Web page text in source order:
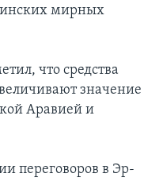
мирных
что средства
значение
Аравией и
переговоров в Эр-